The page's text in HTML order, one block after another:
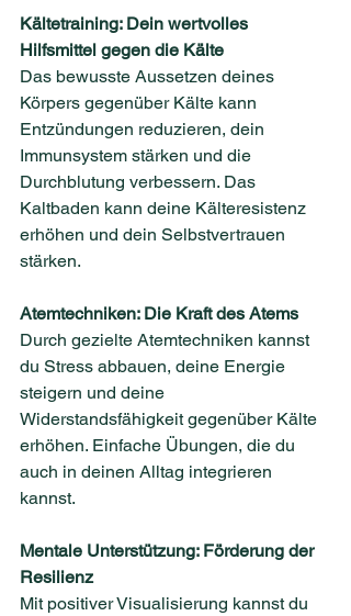
Kältetraining: Dein wertvolles
Hilfsmittel gegen die Kälte
Das bewusste Aussetzen deines
Körpers gegenüber Kälte kann
Entzündungen reduzieren, dein
Immunsystem stärken und die
Durchblutung verbessern. Das
Kaltbaden kann deine Kälteresistenz
erhöhen und dein Selbstvertrauen
stärken.
Atemtechniken: Die Kraft des Atems
Durch gezielte Atemtechniken kannst
du Stress abbauen, deine Energie
steigern und deine
Widerstandsfähigkeit gegenüber Kälte
erhöhen. Einfache Übungen, die du
auch in deinen Alltag integrieren
kannst.
Mentale Unterstützung: Förderung der
Resilienz
Mit positiver Visualisierung kannst du